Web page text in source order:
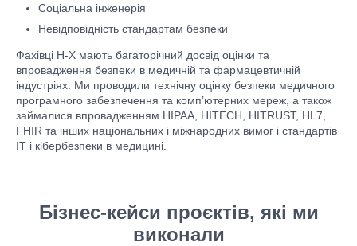
Соціальна інженерія
Невідповідність стандартам безпеки
Фахівці H-X мають багаторічний досвід оцінки та
впровадження безпеки в медичній та фармацевтичній
індустріях. Ми проводили технічну оцінку безпеки медичного
програмного забезпечення та комп’ютерних мереж, а також
займалися впровадженням HIPAA, HITECH, HITRUST, HL7,
FHIR та інших національних і міжнародних вимог і стандартів
ІТ і кібербезпеки в медицині.
Бізнес-кейси проєктів, які ми
виконали